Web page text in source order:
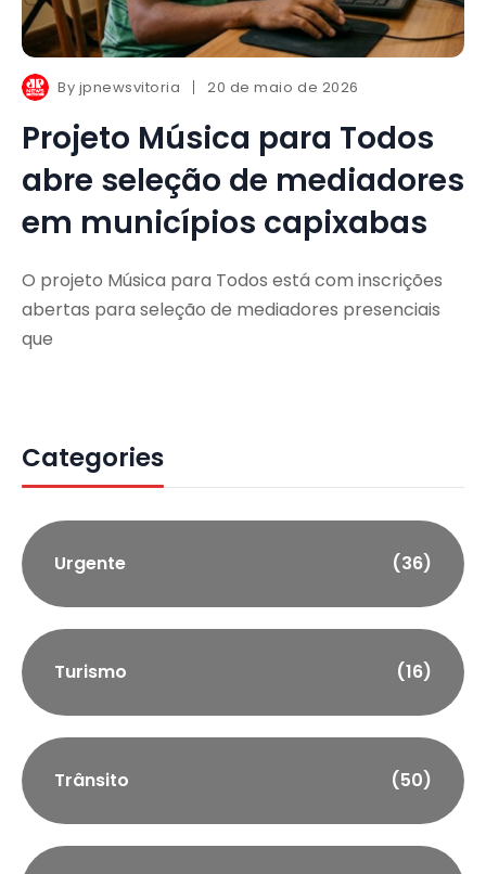
By jpnewsvitoria 20 de maio de 2026
Projeto Música para Todos
abre seleção de mediadores
em municípios capixabas
O projeto Música para Todos está com inscrições
abertas para seleção de mediadores presenciais
que
Categories
Urgente (36)
Turismo (16)
Trânsito (50)